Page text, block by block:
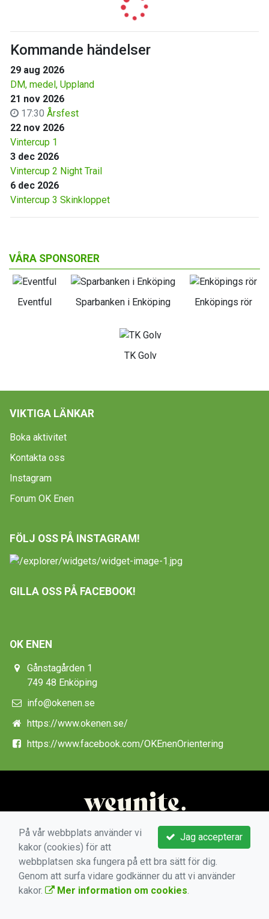
Kommande händelser
29 aug 2026
DM, medel, Uppland
21 nov 2026
17:30 Årsfest
22 nov 2026
Vintercup 1
3 dec 2026
Vintercup 2 Night Trail
6 dec 2026
Vintercup 3 Skinkloppet
VÅRA SPONSORER
Eventful Sparbanken i Enköping Enköpings rör
TK Golv
VIKTIGA LÄNKAR
Boka aktivitet
Kontakta oss
Instagram
Forum OK Enen
FÖLJ OSS PÅ INSTAGRAM!
GILLA OSS PÅ FACEBOOK!
OK ENEN
Gånstagården 1
749 48 Enköping
info@okenen.se
https://www.okenen.se/
https://www.facebook.com/OKEnenOrientering
Jag accepterar
På vår webbplats använder vi
kakor (cookies) för att
webbplatsen ska fungera på ett bra sätt för dig.
Genom att surfa vidare godkänner du att vi använder
kakor.
Mer information om cookies.